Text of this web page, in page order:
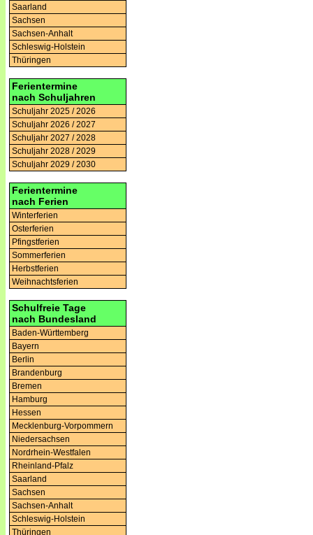
Saarland
Sachsen
Sachsen-Anhalt
Schleswig-Holstein
Thüringen
Ferientermine
nach Schuljahren
Schuljahr 2025 / 2026
Schuljahr 2026 / 2027
Schuljahr 2027 / 2028
Schuljahr 2028 / 2029
Schuljahr 2029 / 2030
Ferientermine
nach Ferien
Winterferien
Osterferien
Pfingstferien
Sommerferien
Herbstferien
Weihnachtsferien
Schulfreie Tage
nach Bundesland
Baden-Württemberg
Bayern
Berlin
Brandenburg
Bremen
Hamburg
Hessen
Mecklenburg-Vorpommern
Niedersachsen
Nordrhein-Westfalen
Rheinland-Pfalz
Saarland
Sachsen
Sachsen-Anhalt
Schleswig-Holstein
Thüringen